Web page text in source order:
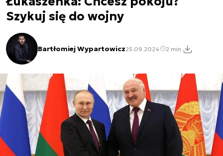
Szykuj się do wojny
Bartłomiej Wypartowicz25.09.2024 2 min.